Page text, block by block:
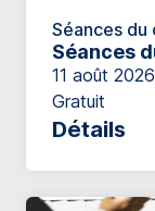
Séances du
Séances
11 août 2026
Gratuit
Détails